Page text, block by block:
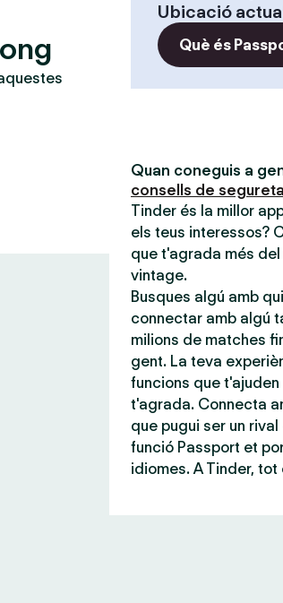
Ubicació
Què és
Quan coneguis a
consells de
Tinder és la millor
els teus interessos?
que t'agrada més
vintage.
Busques algú amb
connectar amb algú
milions de matches
gent. La teva
funcions que
t'agrada. Connecta
que pugui ser un
funció Passport et
idiomes. A Tinder,